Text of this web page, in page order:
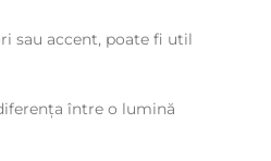
sau accent, poate fi util
între o lumină